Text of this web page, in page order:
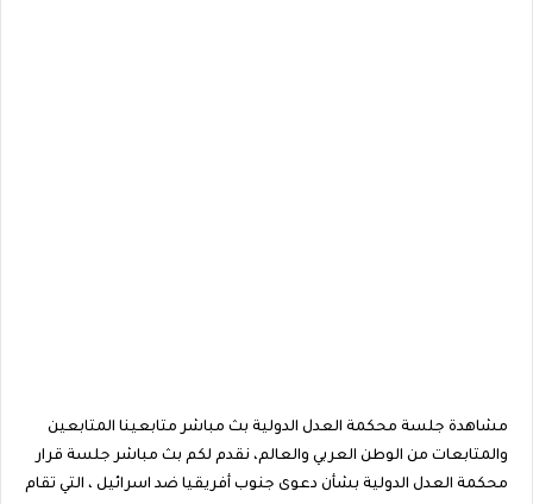
مشاهدة جلسة محكمة العدل الدولية بث مباشر متابعينا المتابعين
والمتابعات من الوطن العربي والعالم، نقدم لكم بث مباشر جلسة قرار
محكمة العدل الدولية بشأن دعوى جنوب أفريقيا ضد اسرائيل ، التي تقام